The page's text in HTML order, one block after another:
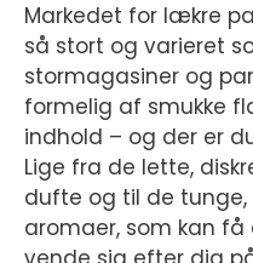
Markedet for lækre
så stort og varieret
stormagasiner og
formelig af smukke
indhold – og der er
Lige fra de lette,
dufte og til de tunge,
aromaer, som kan